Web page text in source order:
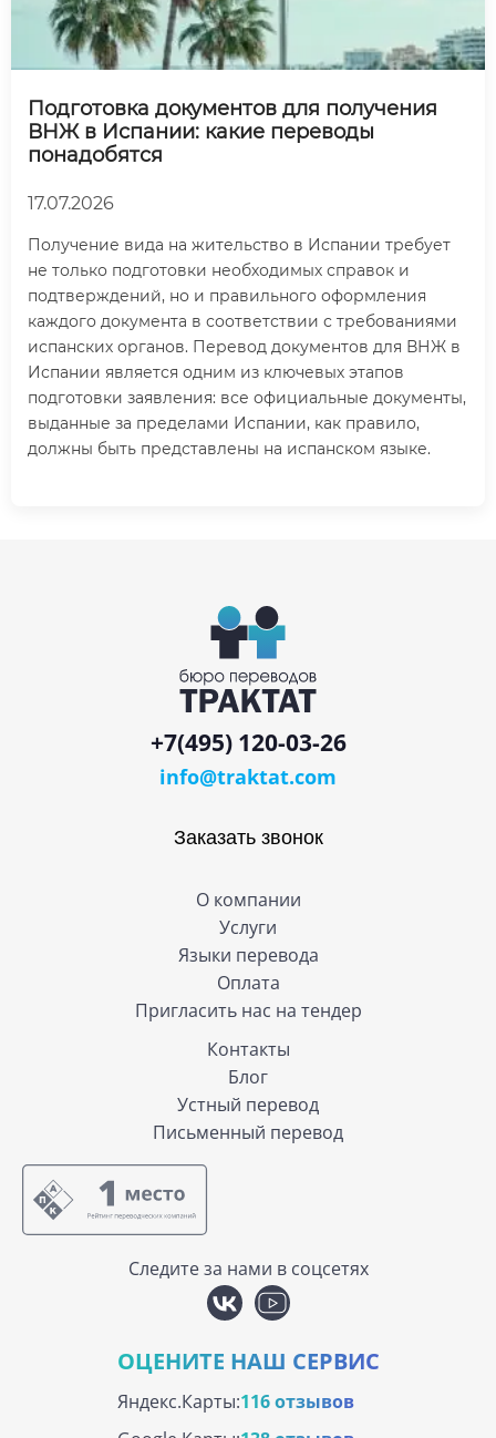
Подготовка документов для получения
ВНЖ в Испании: какие переводы
понадобятся
17.07.2026
Получение вида на жительство в Испании требует
не только подготовки необходимых справок и
подтверждений, но и правильного оформления
каждого документа в соответствии с требованиями
испанских органов. Перевод документов для ВНЖ в
Испании является одним из ключевых этапов
подготовки заявления: все официальные документы,
выданные за пределами Испании, как правило,
должны быть представлены на испанском языке.
Заказать звонок
О компании
Услуги
Языки перевода
Оплата
Пригласить нас на тендер
Контакты
Блог
Устный перевод
Письменный перевод
+7(495) 120-03-26
info@traktat.com
Следите за нами в соцсетях
ОЦЕНИТЕ НАШ СЕРВИС
Яндекс.Карты:116 отзывов